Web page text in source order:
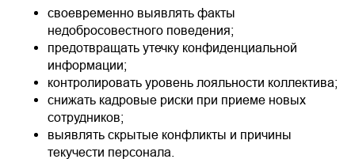
своевременно выявлять факты
недобросовестного поведения;
предотвращать утечку конфиденциальной
информации;
контролировать уровень лояльности коллектива;
снижать кадровые риски при приеме новых
сотрудников;
выявлять скрытые конфликты и причины
текучести персонала.